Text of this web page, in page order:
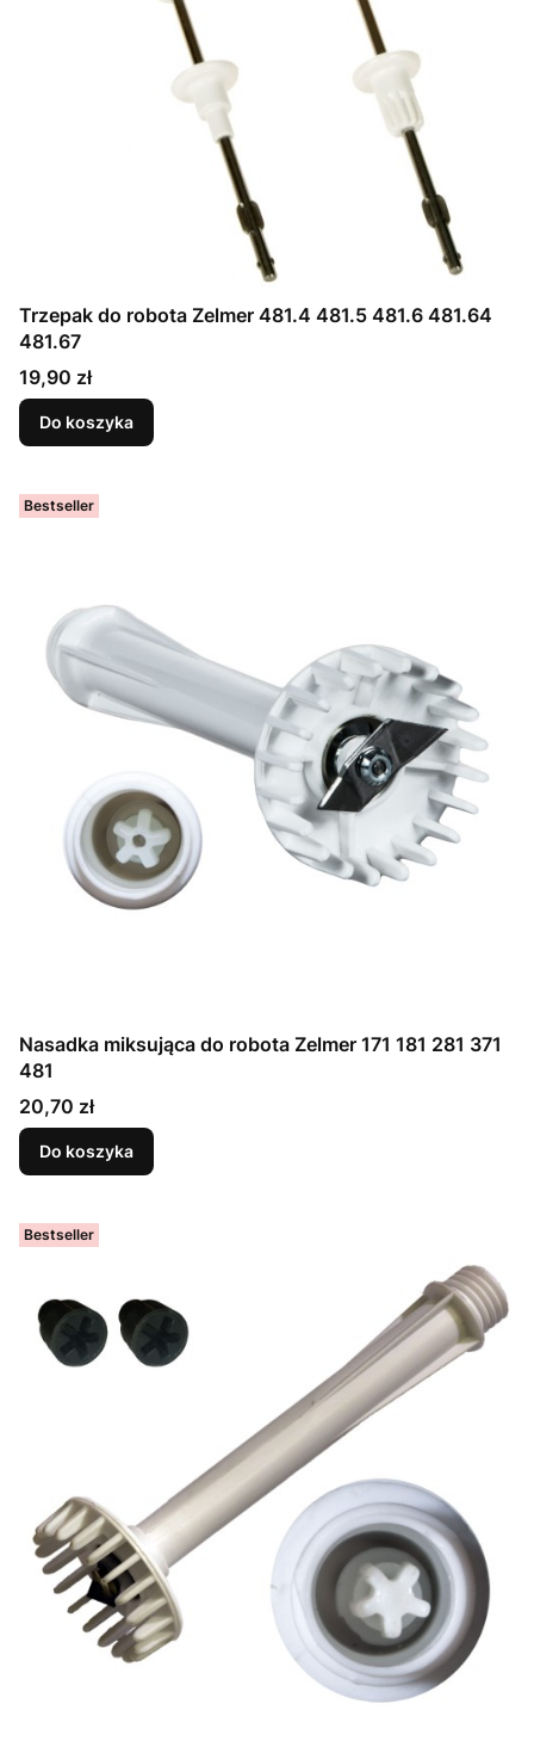
Trzepak do robota Zelmer 481.4 481.5 481.6 481.64
481.67
Cena
19,90 zł
Do koszyka
Bestseller
Nasadka miksująca do robota Zelmer 171 181 281 371
481
Cena
20,70 zł
Do koszyka
Bestseller